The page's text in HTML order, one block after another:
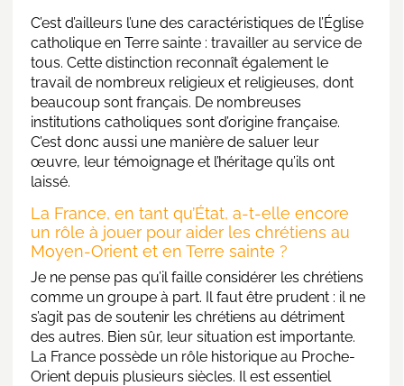
C’est d’ailleurs l’une des caractéristiques de l’Église
catholique en Terre sainte : travailler au service de
tous. Cette distinction reconnaît également le
travail de nombreux religieux et religieuses, dont
beaucoup sont français. De nombreuses
institutions catholiques sont d’origine française.
C’est donc aussi une manière de saluer leur
œuvre, leur témoignage et l’héritage qu’ils ont
laissé.
La France, en tant qu’État, a-t-elle encore
un rôle à jouer pour aider les chrétiens au
Moyen-Orient et en Terre sainte ?
Je ne pense pas qu’il faille considérer les chrétiens
comme un groupe à part. Il faut être prudent : il ne
s’agit pas de soutenir les chrétiens au détriment
des autres. Bien sûr, leur situation est importante.
La France possède un rôle historique au Proche-
Orient depuis plusieurs siècles. Il est essentiel